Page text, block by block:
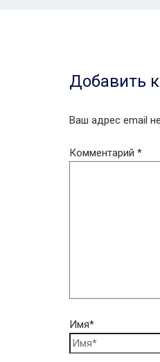
Добавить
Ваш адрес email
Комментарий*
Имя*